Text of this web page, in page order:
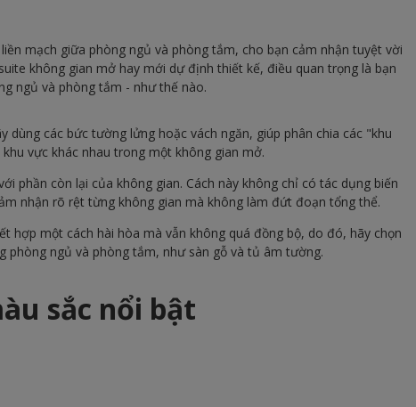
mạch giữa phòng ngủ và phòng tắm, cho bạn cảm nhận tuyệt vời
không gian mở hay mới dự định thiết kế, điều quan trọng là bạn
ngủ và phòng tắm - như thế nào.
các bức tường lửng hoặc vách ngăn, giúp phân chia các "khu
vực khác nhau trong một không gian mở.
phần còn lại của không gian. Cách này không chỉ có tác dụng biến
nhận rõ rệt từng không gian mà không làm đứt đoạn tổng thể.
hợp một cách hài hòa mà vẫn không quá đồng bộ, do đó, hãy chọn
ngủ và phòng tắm, như sàn gỗ và tủ âm tường.
sắc nổi bật